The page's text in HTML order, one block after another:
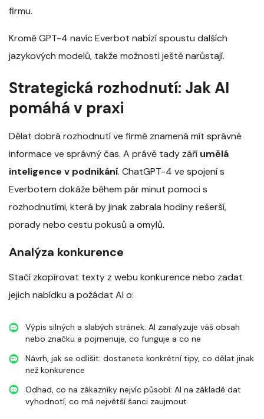
firmu.
Kromě GPT-4 navíc Everbot nabízí spoustu dalších
jazykových modelů, takže možnosti ještě narůstají.
Strategická rozhodnutí: Jak AI
pomáhá v praxi
Dělat dobrá rozhodnutí ve firmě znamená mít správné
informace ve správný čas. A právě tady září umělá
inteligence v podnikání. ChatGPT-4 ve spojení s
Everbotem dokáže během pár minut pomoci s
rozhodnutími, která by jinak zabrala hodiny rešerší,
porady nebo cestu pokusů a omylů.
Analýza konkurence
Stačí zkopírovat texty z webu konkurence nebo zadat
jejich nabídku a požádat AI o:
Výpis silných a slabých stránek: AI zanalyzuje váš obsah
nebo značku a pojmenuje, co funguje a co ne
Návrh, jak se odlišit: dostanete konkrétní tipy, co dělat jinak
než konkurence
Odhad, co na zákazníky nejvíc působí: AI na základě dat
vyhodnotí, co má největší šanci zaujmout